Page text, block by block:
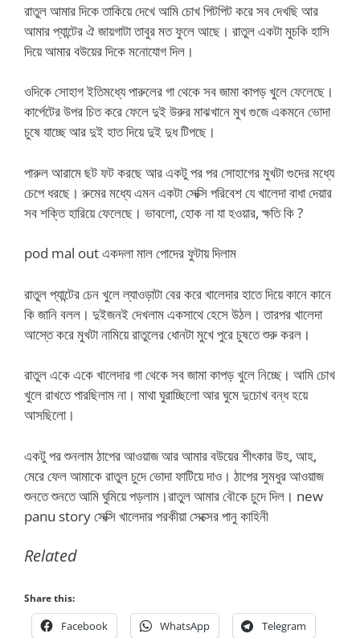
রাতুল আমার দিকে তাকিয়ে দেখে আমি চোখ পিটপিট করে সব দেখছি আর
আমার প্যান্টের ঐ জায়গাটা তাবুর মত ফুলে আছে। রাতুল একটা মুচকি হাসি
দিয়ে আমার বউয়ের দিকে মনোযোগ দিল।
ওদিকে সোহাগ ইতিমধ্যে পারুলের গা থেকে সব জামা কাপড় খুলে ফেলেছে।
কার্পেটের উপর চিত করে ফেলে দুই উরুর মাঝখানে মুখ গুজে একমনে ভোদা
চুষে যাচ্ছে আর দুই হাত দিয়ে দুই দুধ টিপছে।
পারুল আরামে ছট ফট করছে আর একটু পর পর সোহাগের মুখটা গুদের মধ্যে
চেপে ধরছে। রুমের মধ্যে এমন একটা সেক্সি পরিবেশ যে খালেদা বাধা দেয়ার
সব শক্তি হারিয়ে ফেলেছে। ভাবলো, হোক না যা হওয়ার, ক্ষতি কি ?
pod mal out একদলা মাল পোদের ফুটায় দিলাম
রাতুল প্যান্টের চেন খুলে ল্যাওড়াটা বের করে খালেদার হাতে দিয়ে কানে কানে
কি জানি বলল। দুইজনই দেখলাম একসাথে হেসে উঠল। তারপর খালেদা
আস্তে করে মুখটা নামিয়ে রাতুলের ধোনটা মুখে পুরে চুষতে শুরু করল।
রাতুল একে একে খালেদার গা থেকে সব জামা কাপড় খুলে নিচ্ছে। আমি চোখ
খুলে রাখতে পারছিলাম না। মাথা ঘুরাচ্ছিলো আর ঘুমে দুচোখ বন্ধ হয়ে
আসছিলো।
একটু পর শুনলাম ঠাপের আওয়াজ আর আমার বউয়ের শীৎকার উহ, আহ,
মেরে ফেল আমাকে রাতুল চুদে ভোদা ফাটিয়ে দাও। ঠাপের সুমধুর আওয়াজ
শুনতে শুনতে আমি ঘুমিয়ে পড়লাম।রাতুল আমার বৌকে চুদে দিল। new
panu story সেক্সি খালেদার পরকীয়া সেক্সের পানু কাহিনী
Related
Share this:
Facebook WhatsApp Telegram